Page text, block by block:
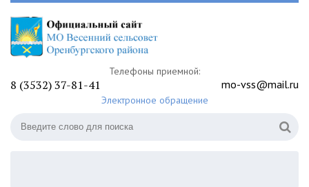
Телефоны приемной:
8 (3532) 37-81-41 mo-vss@mail.ru
Электронное обращение